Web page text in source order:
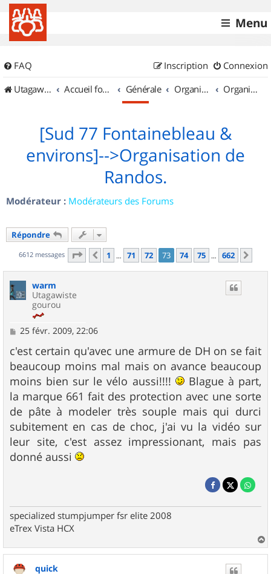
Menu
FAQ Connexion
Inscription
UtagawaVTT (Randos VTT et VTTAE avec traces GPS)
Accueil forum Générale Organisation de sorties & Recherche de partenaires Organisation de sorties en région Île de France
[Sud 77 Fontainebleau &
environs]-->Organisation de
Randos.
Modérateur : Modérateurs des Forums
Répondre
6612 messages Page 73 sur662
Précédent
1 … 71 72 73 74 75 … 662
warm
Utagawiste
gourou
M
s
s
a
g
e
25 févr. 2009, 22:06
c'est certain qu'avec une armure de DH on se fait
beaucoup moins mal mais on avance beaucoup
moins bien sur le vélo aussi!!!!
Blague à part,
la marque 661 fait des protection avec une sorte
de pâte à modeler très souple mais qui durci
subitement en cas de choc, j'ai vu la vidéo sur
leur site, c'est assez impressionant, mais pas
donné aussi
specialized stumpjumper fsr elite 2008
eTrex Vista HCX
a
u
quick